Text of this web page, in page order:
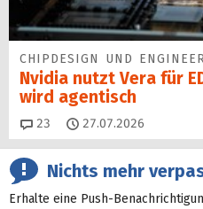
CHIPDESIGN UND
Nvidia nutzt Vera für
wird agentisch
23 Kommentare
27.07.2026
Nichts mehr
Erhalte eine Push-